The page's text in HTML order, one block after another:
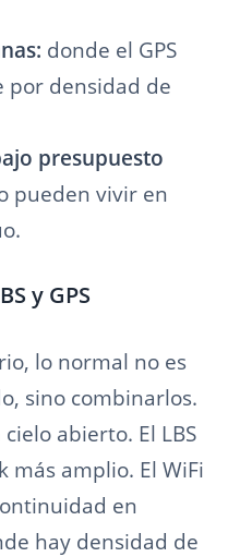
donde el GPS
por densidad de
presupuesto
pueden vivir en
y GPS
lo normal no es
sino combinarlos.
abierto. El LBS
más amplio. El WiFi
en
hay densidad de